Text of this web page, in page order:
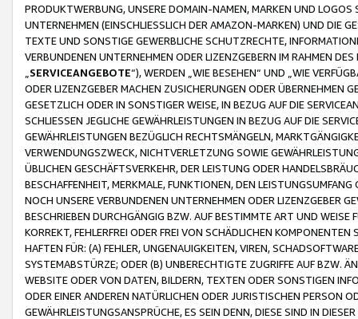
PRODUKTWERBUNG, UNSERE DOMAIN-NAMEN, MARKEN UND
UNTERNEHMEN (EINSCHLIESSLICH DER AMAZON-MARKEN) UND DIE
TEXTE UND SONSTIGE GEWERBLICHE SCHUTZRECHTE,
VERBUNDENEN UNTERNEHMEN ODER LIZENZGEBERN IM RAHMEN
SERVICEANGEBOTE“), WERDEN „WIE BESEHEN“ UND „WIE
ODER LIZENZGEBER MACHEN ZUSICHERUNGEN ODER ÜBERNEHMEN
GESETZLICH ODER IN SONSTIGER WEISE, IN BEZUG AUF DIE
SCHLIESSEN JEGLICHE GEWÄHRLEISTUNGEN IN BEZUG AUF DIE
GEWÄHRLEISTUNGEN BEZÜGLICH RECHTSMÄNGELN,
VERWENDUNGSZWECK, NICHTVERLETZUNG SOWIE
ÜBLICHEN GESCHÄFTSVERKEHR, DER LEISTUNG ODER
BESCHAFFENHEIT, MERKMALE, FUNKTIONEN, DEN
NOCH UNSERE VERBUNDENEN UNTERNEHMEN ODER LIZENZGEBER
BESCHRIEBEN DURCHGÄNGIG BZW. AUF BESTIMMTE ART UND
KORREKT, FEHLERFREI ODER FREI VON SCHÄDLICHEN
HAFTEN FÜR: (A) FEHLER, UNGENAUIGKEITEN, VIREN,
SYSTEMABSTÜRZE; ODER (B) UNBERECHTIGTE ZUGRIFFE AUF BZW.
WEBSITE ODER VON DATEN, BILDERN, TEXTEN ODER SONSTIGEN
ODER EINER ANDEREN NATÜRLICHEN ODER JURISTISCHEN PERSON
GEWÄHRLEISTUNGSANSPRÜCHE, ES SEIN DENN, DIESE SIND IN